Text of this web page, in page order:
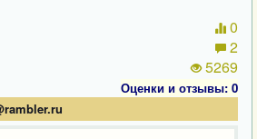
0
2
5269
Оценки и отзывы: 0